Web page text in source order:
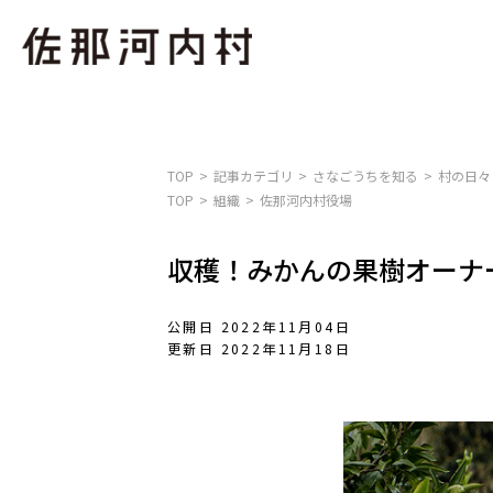
TOP 記事カテゴリ さなごうちを知る
村の日々
TOP
組織 佐那河内村役場
収穫！みかんの果樹オーナ
公開日 2022年11月04日
更新日 2022年11月18日